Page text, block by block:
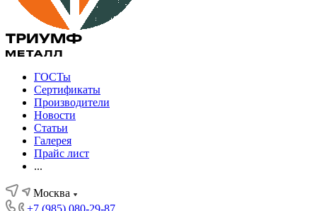
ГОСТы
Сертификаты
Производители
Новости
Статьи
Галерея
Прайс лист
...
Москва
+7 (985) 080-29-87